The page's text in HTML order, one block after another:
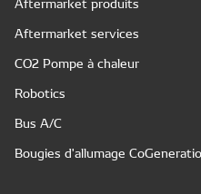
Aftermarket services
CO2 Pompe à chaleur
Robotics
Bus A/C
Bougies d'allumage